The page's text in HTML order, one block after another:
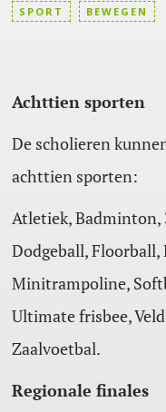
SPORT BEWEGEN
Achttien sporten
De scholieren
achttien sporten:
Atletiek, Badminton,
Dodgeball, Floorball,
Minitrampoline,
Ultimate frisbee,
Zaalvoetbal.
Regionale finales